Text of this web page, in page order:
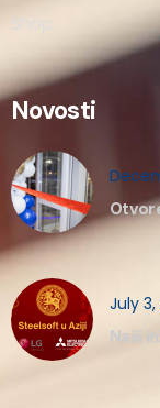
Shop
Novosti
July 3,
Naši